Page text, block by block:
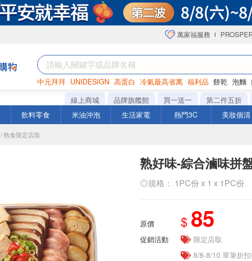
萬家福服務
中元拜拜 UNIDESIGN 高蛋白 冷氣最高省萬 福利品 餅乾 泡麵
巧克力 衛生紙 咖啡
線上商城 品牌旗艦館 買一送一 第二件五折
飲料零食 米油沖泡 生活家電 熱門3C 美妝個清
/ 熟食限定店取
熟好味-綜合滷味拼
◎規格： 1PC份 x 1 x 1PC份
原價 $ 85
促銷活動
限定店取
8/8-8/10 單筆折